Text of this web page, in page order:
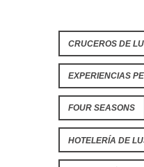
CRUCEROS DE
EXPERIENCIAS
FOUR SEASONS
HOTELERÍA DE